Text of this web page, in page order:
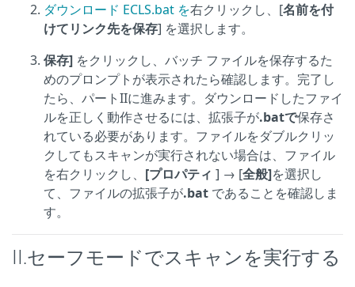
ダウンロード ECLS.bat を右クリックし、[名前を付
けてリンク先を保存] を選択します。
保存] をクリックし、バッチ ファイルを保存するた
めのプロンプトが表示されたら確認します。完了し
たら、パートIIに進みます。ダウンロードしたファイ
ルを正しく動作させるには、拡張子が.batで保存さ
れている必要があります。ファイルをダブルクリッ
クしてもスキャンが実行されない場合は、ファイル
を右クリックし、 [プロパティ ] → [全般]を選択し
て、ファイルの拡張子が.bat であることを確認しま
す。
II.セーフモードでスキャンを実行する